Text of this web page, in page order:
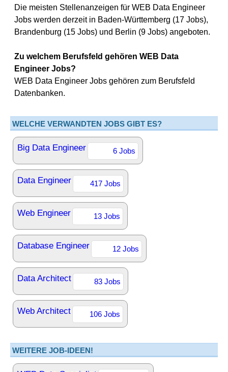
Die meisten Stellenanzeigen für WEB Data Engineer
Jobs werden derzeit in Baden-Württemberg (17 Jobs),
Brandenburg (15 Jobs) und Berlin (9 Jobs) angeboten.
Zu welchem Berufsfeld gehören WEB Data
Engineer Jobs?
WEB Data Engineer Jobs gehören zum Berufsfeld
Datenbanken.
WELCHE VERWANDTEN JOBS GIBT ES?
Big Data Engineer 6 Jobs
Data Engineer 417 Jobs
Web Engineer 13 Jobs
Database Engineer 12 Jobs
Data Architect 83 Jobs
Web Architect 106 Jobs
WEITERE JOB-IDEEN!